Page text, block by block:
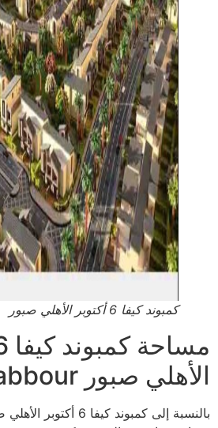
كمبوند كيفا 6 أكتوبر الأهلي صبور
الأهلي صبور Keeva Sabbour
بالنسبة إلى كمبوند